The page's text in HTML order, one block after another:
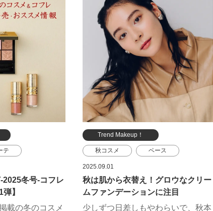
SK-II コフレ
ホリデー ホリデーコフレ
コスメ限定品
テ
冬号-コフレ
】
載の冬のコスメ
Trend Makeup！
秋コスメ ベース
リップ
ポール ＆ ジョー ボーテ
SHISEIDO
2025.09.01
秋は肌から衣替え！グロウなクリー
ムファンデーションに注目
少しずつ日差しもやわらいで、秋本